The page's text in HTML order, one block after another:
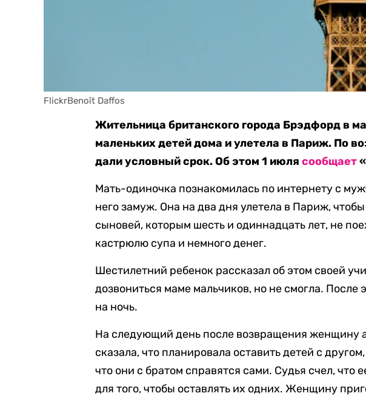
FlickrBenoît Daffos
Жительница британского города Брэдфорд в
маленьких детей дома и улетела в Париж. По
дали условный срок. Об этом 1 июлясообщает
Мать-одиночка познакомилась по интернету с
него замуж. Она на два дня улетела в Париж,
сыновей, которым шесть и одиннадцать лет, не
кастрюлю супа и немного денег.
Шестилетний ребенок рассказал об этом своей
дозвониться маме мальчиков, но не смогла. После
на ночь.
На следующий день после возвращения женщину
сказала, что планировала оставить детей с
что они с братом справятся сами. Судья счел, что
для того, чтобы оставлять их одних. Женщину